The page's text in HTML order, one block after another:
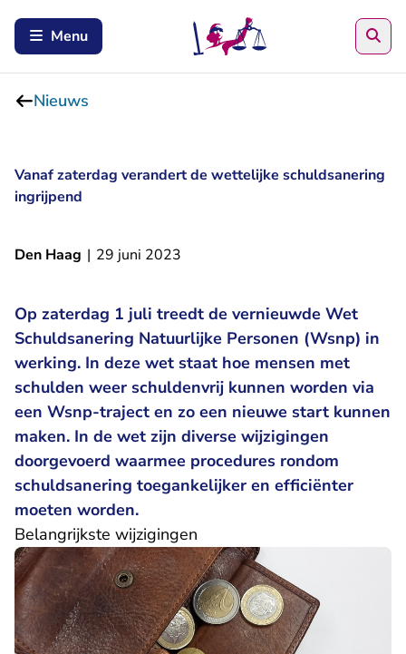
Menu
Nieuws
Vanaf zaterdag verandert de wettelijke schuldsanering
ingrijpend
Den Haag | 29 juni 2023
Op zaterdag 1 juli treedt de vernieuwde Wet
Schuldsanering Natuurlijke Personen (Wsnp) in
werking. In deze wet staat hoe mensen met
schulden weer schuldenvrij kunnen worden via
een Wsnp-traject en zo een nieuwe start kunnen
maken. In de wet zijn diverse wijzigingen
doorgevoerd waarmee procedures rondom
schuldsanering toegankelijker en efficiënter
moeten worden.
Belangrijkste wijzigingen